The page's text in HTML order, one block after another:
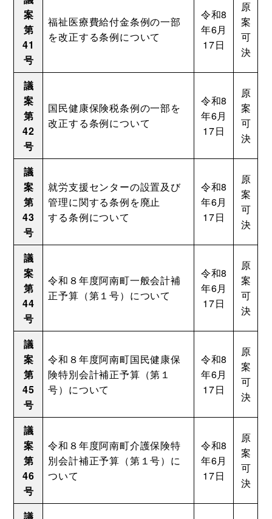
案
第
41
号
福祉医療費給付金条例の一部
を改正する条例について
令和8
年6月
17日
原
案
可
決
議
案
第
42
号
国民健康保険税条例の一部を
改正する条例について
令和8
年6月
17日
原
案
可
決
議
案
第
43
号
就労支援センターの設置及び
管理に関する条例を廃止
する条例について
令和8
年6月
17日
原
案
可
決
議
案
第
44
号
令和８年度阿南町一般会計補
正予算（第１号）について
令和8
年6月
17日
原
案
可
決
議
案
第
45
号
令和８年度阿南町国民健康保
険特別会計補正予算（第１
号）について
令和8
年6月
17日
原
案
可
決
議
案
第
46
号
令和８年度阿南町介護保険特
別会計補正予算（第１号）に
ついて
令和8
年6月
17日
原
案
可
決